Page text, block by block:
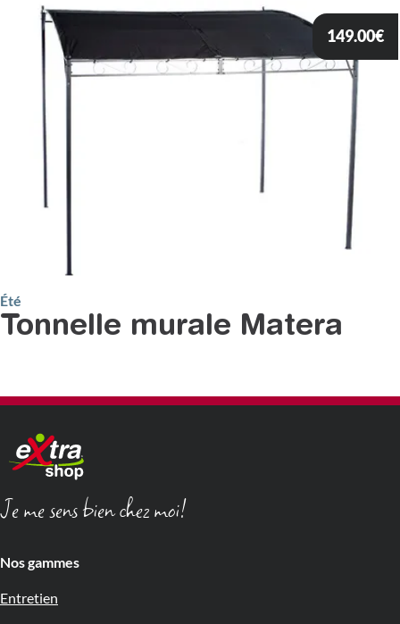
149.00€
Été
Tonnelle murale Matera
Je me sens bien chez moi!
Nos gammes
Entretien